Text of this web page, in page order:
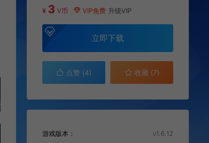
¥ 3 V币 VIP免费 升级VIP
立即下载
点赞 (4) 收藏 (7)
游戏版本： v1.6.12